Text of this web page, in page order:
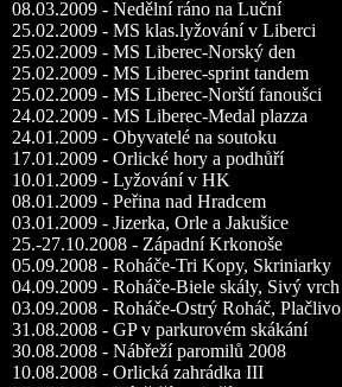
08.03.2009 - Nedělní ráno na Luční
25.02.2009 - MS klas.lyžování v Liberci
25.02.2009 - MS Liberec-Norský den
25.02.2009 - MS Liberec-sprint tandem
25.02.2009 - MS Liberec-Norští fanoušci
24.02.2009 - MS Liberec-Medal plazza
24.01.2009 - Obyvatelé na soutoku
17.01.2009 - Orlické hory a podhůří
10.01.2009 - Lyžování v HK
08.01.2009 - Peřina nad Hradcem
03.01.2009 - Jizerka, Orle a Jakušice
25.-27.10.2008 - Západní Krkonoše
05.09.2008 - Roháče-Tri Kopy, Skriniarky
04.09.2009 - Roháče-Biele skály, Sivý vrch
03.09.2008 - Roháče-Ostrý Roháč, Plačlivo
31.08.2008 - GP v parkurovém skákání
30.08.2008 - Nábřeží paromilů 2008
10.08.2008 - Orlická zahrádka III